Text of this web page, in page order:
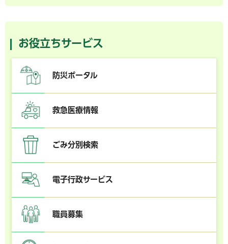
お役立ちサービス
防災ポータル
救急医療情報
ごみ分別検索
電子行政サービス
職員募集